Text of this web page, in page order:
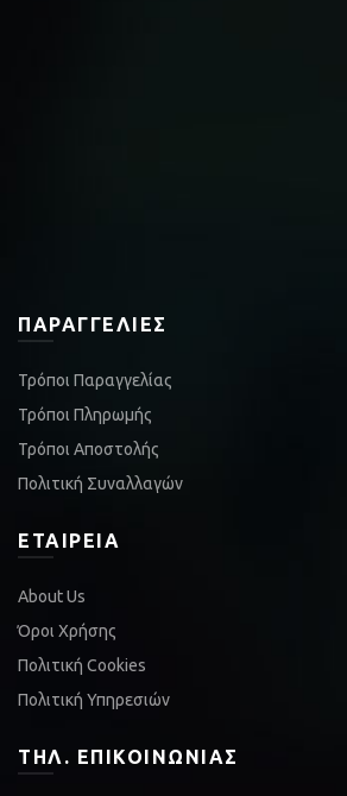
ΠΑΡΑΓΓΕΛΊΕΣ
Τρόποι Παραγγελίας
Τρόποι Πληρωμής
Τρόποι Αποστολής
Πολιτική Συναλλαγών
ΕΤΑΙΡΕΊΑ
About Us
Όροι Χρήσης
Πολιτική Cookies
Πολιτική Υπηρεσιών
ΤΗΛ. ΕΠΙΚΟΙΝΩΝΊΑΣ